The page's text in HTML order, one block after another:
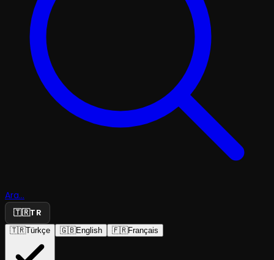
Ara...
🇹🇷TR
🇹🇷Türkçe 🇬🇧English 🇫🇷Français